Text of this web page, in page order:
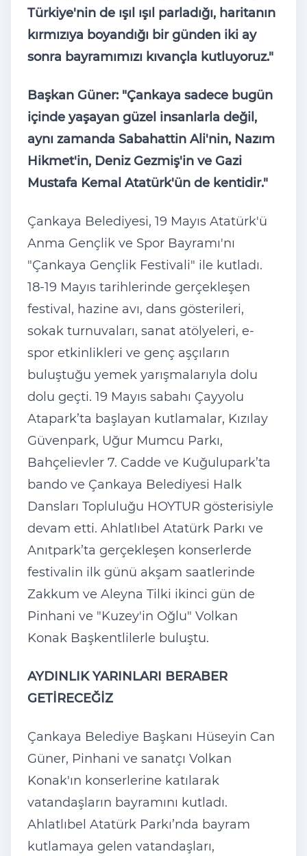
Türkiye'nin de ışıl ışıl parladığı, haritanın
kırmızıya boyandığı bir günden iki ay
sonra bayramımızı kıvançla kutluyoruz."
Başkan Güner: "Çankaya sadece bugün
içinde yaşayan güzel insanlarla değil,
aynı zamanda Sabahattin Ali'nin, Nazım
Hikmet'in, Deniz Gezmiş'in ve Gazi
Mustafa Kemal Atatürk'ün de kentidir."
Çankaya Belediyesi, 19 Mayıs Atatürk'ü
Anma Gençlik ve Spor Bayramı'nı
"Çankaya Gençlik Festivali" ile kutladı.
18-19 Mayıs tarihlerinde gerçekleşen
festival, hazine avı, dans gösterileri,
sokak turnuvaları, sanat atölyeleri, e-
spor etkinlikleri ve genç aşçıların
buluştuğu yemek yarışmalarıyla dolu
dolu geçti. 19 Mayıs sabahı Çayyolu
Atapark’ta başlayan kutlamalar, Kızılay
Güvenpark, Uğur Mumcu Parkı,
Bahçelievler 7. Cadde ve Kuğulupark’ta
bando ve Çankaya Belediyesi Halk
Dansları Topluluğu HOYTUR gösterisiyle
devam etti. Ahlatlıbel Atatürk Parkı ve
Anıtpark’ta gerçekleşen konserlerde
festivalin ilk günü akşam saatlerinde
Zakkum ve Aleyna Tilki ikinci gün de
Pinhani ve "Kuzey'in Oğlu" Volkan
Konak Başkentlilerle buluştu.
AYDINLIK YARINLARI BERABER
GETİRECEĞİZ
Çankaya Belediye Başkanı Hüseyin Can
Güner, Pinhani ve sanatçı Volkan
Konak'ın konserlerine katılarak
vatandaşların bayramını kutladı.
Ahlatlıbel Atatürk Parkı’nda bayram
kutlamaya gelen vatandaşları,